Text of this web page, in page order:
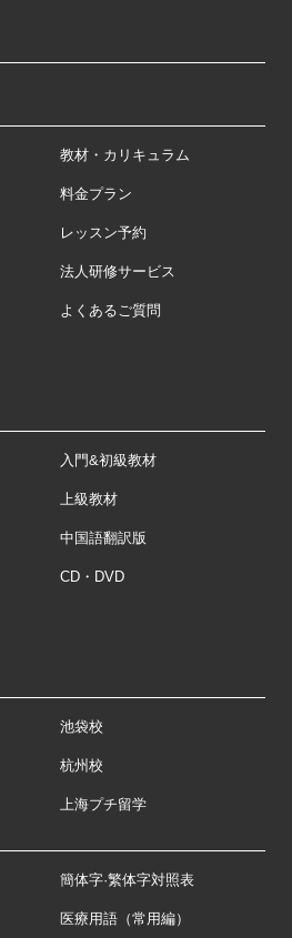
教材・カリキュラム
料金プラン
レッスン予約
法人研修サービス
よくあるご質問
入門&初級教材
上級教材
中国語翻訳版
CD・DVD
池袋校
杭州校
上海プチ留学
簡体字·繁体字対照表
医療用語（常用編）